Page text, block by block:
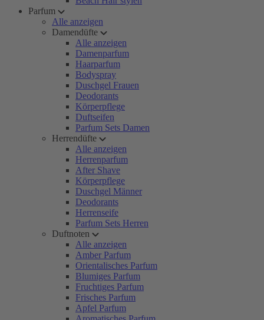
Parfum
Alle anzeigen
Damendüfte
Alle anzeigen
Damenparfum
Haarparfum
Bodyspray
Duschgel Frauen
Deodorants
Körperpflege
Duftseifen
Parfum Sets Damen
Herrendüfte
Alle anzeigen
Herrenparfum
After Shave
Körperpflege
Duschgel Männer
Deodorants
Herrenseife
Parfum Sets Herren
Duftnoten
Alle anzeigen
Amber Parfum
Orientalisches Parfum
Blumiges Parfum
Fruchtiges Parfum
Frisches Parfum
Apfel Parfum